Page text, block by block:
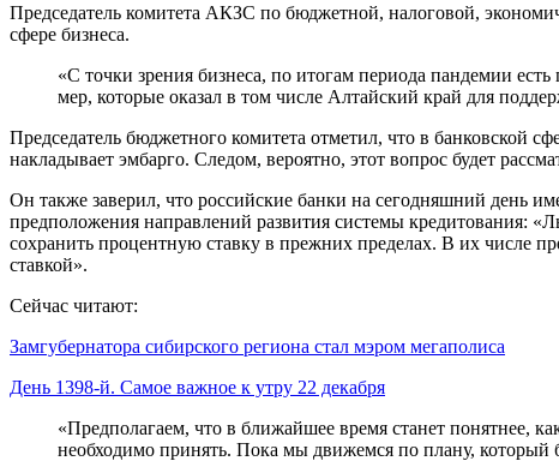
Председатель комитета АКЗС по бюджетной, налоговой,
сфере бизнеса.
«С точки зрения бизнеса, по итогам периода пандемии
мер, которые оказал в том числе Алтайский край для
Председатель бюджетного комитета отметил, что в банковской
накладывает эмбарго. Следом, вероятно, этот вопрос будет
Он также заверил, что российские банки на сегодняшний день
предположения направлений развития системы кредитования:
сохранить процентную ставку в прежних пределах. В их числе
ставкой».
Сейчас читают:
Замгубернатора сибирского региона стал мэром мегаполиса
День 1398-й. Самое важное к утру 22 декабря
«Предполагаем, что в ближайшее время станет понятнее,
необходимо принять. Пока мы движемся по плану,